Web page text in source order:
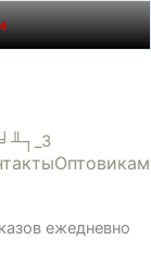
Оптовикам
ежедневно